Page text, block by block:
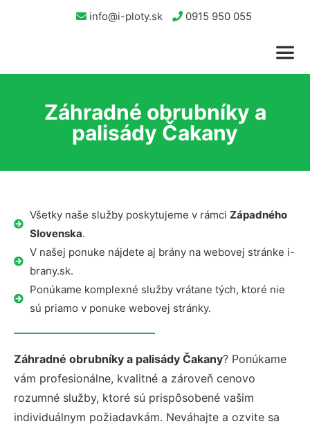
info@i-ploty.sk 0915 950 055
Záhradné obrubníky a
palisády Čakany
Všetky naše služby poskytujeme v rámci Západného
Slovenska.
V našej ponuke nájdete aj brány na webovej stránke i-
brany.sk.
Ponúkame komplexné služby vrátane tých, ktoré nie
sú priamo v ponuke webovej stránky.
Záhradné obrubníky a palisády Čakany? Ponúkame
vám profesionálne, kvalitné a zároveň cenovo
rozumné služby, ktoré sú prispôsobené vašim
individuálnym požiadavkám. Neváhajte a ozvite sa